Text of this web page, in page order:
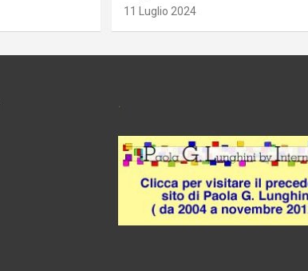
11 Luglio 2024
.